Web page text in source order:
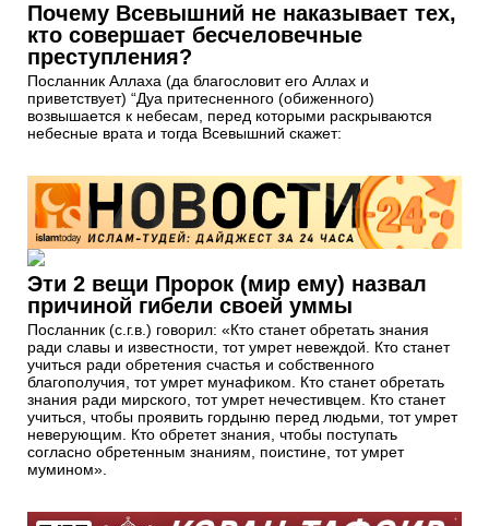
Почему Всевышний не наказывает тех,
кто совершает бесчеловечные
преступления?
Посланник Аллаха (да благословит его Аллах и
приветствует) “Дуа притесненного (обиженного)
возвышается к небесам, перед которыми раскрываются
небесные врата и тогда Всевышний скажет:
Эти 2 вещи Пророк (мир ему) назвал
причиной гибели своей уммы
Посланник (с.г.в.) говорил: «Кто станет обретать знания
ради славы и известности, тот умрет невеждой. Кто станет
учиться ради обретения счастья и собственного
благополучия, тот умрет мунафиком. Кто станет обретать
знания ради мирского, тот умрет нечестивцем. Кто станет
учиться, чтобы проявить гордыню перед людьми, тот умрет
неверующим. Кто обретет знания, чтобы поступать
согласно обретенным знаниям, поистине, тот умрет
мумином».